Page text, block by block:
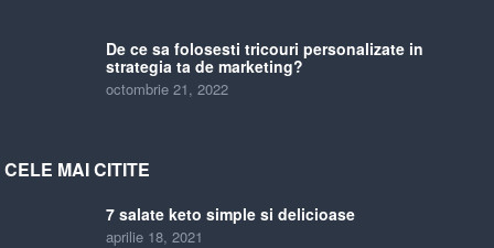
De ce sa folosesti tricouri personalizate in
strategia ta de marketing?
octombrie 21, 2022
CELE MAI CITITE
7 salate keto simple si delicioase
aprilie 18, 2021